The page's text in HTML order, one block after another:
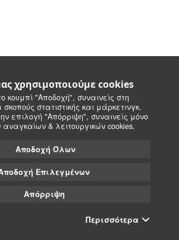
χρησιμοποιούμε cookies
κουμπί "Αποδοχή", συναινείς στη
στατιστικής και μάρκετινγκ.
επιλογή "Απόρριψη", συναινείς μόνο
& λειτουργικών cookies.
Αποδοχή Όλων
Επιλεγμένων
Απόρριψη
Περισσότερα